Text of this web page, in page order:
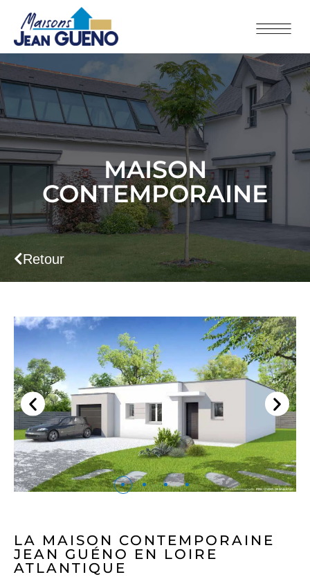
MAISON
CONTEMPORAINE
Retour
LA MAISON CONTEMPORAINE
JEAN GUÉNO EN LOIRE
ATLANTIQUE